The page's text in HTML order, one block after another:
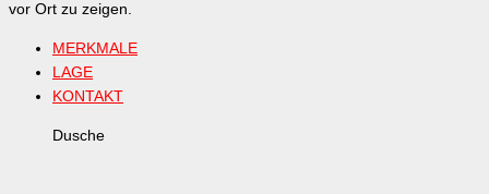
vor Ort zu zeigen.
MERKMALE
LAGE
KONTAKT
Dusche